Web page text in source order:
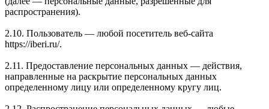
распространения).
2.10. Пользователь — любой посетитель веб-сайта
https://iberi.ru/.
2.11. Предоставление персональных данных — действия,
направленные на раскрытие персональных данных
определенному лицу или определенному кругу лиц.